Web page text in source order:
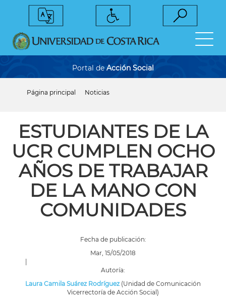
Portal de Acción Social
ayuda
la
navegación
Página principal Noticias
ESTUDIANTES DE LA
UCR CUMPLEN OCHO
AÑOS DE TRABAJAR
DE LA MANO CON
COMUNIDADES
Fecha de publicación:
Mar, 15/05/2018
|
Autoría:
Laura Camila Suárez Rodríguez (Unidad de Comunicación
Vicerrectoría de Acción Social)